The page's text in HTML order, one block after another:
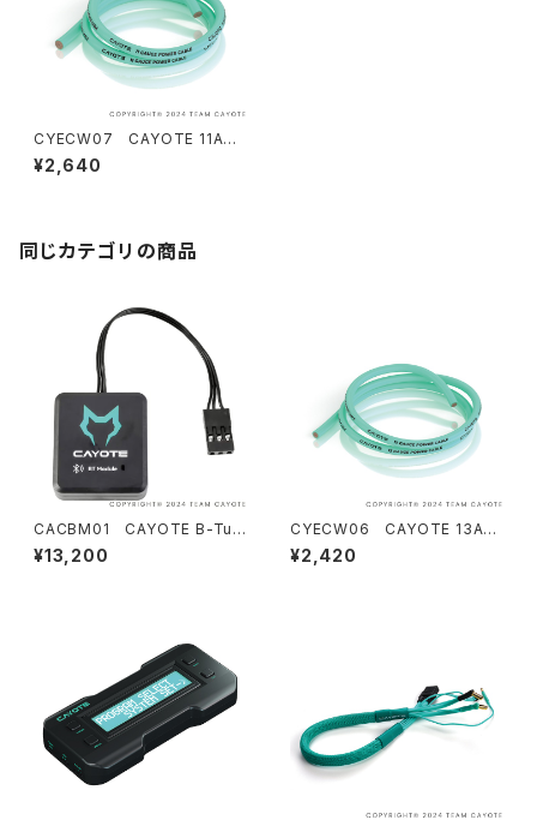
CYECW07 CAYOTE 11AW
G スリムシリコンワイヤー 1M
オーロラグリーン 外径4.5ｍｍ
¥2,640
同じカテゴリの商品
CACBM01 CAYOTE B-Tun
e Bluetooth モジュール
¥13,200
CYECW06 CAYOTE 13AW
G スリムシリコンワイヤー 1M
オーロラグリーン 外径3.5ｍｍ
¥2,420